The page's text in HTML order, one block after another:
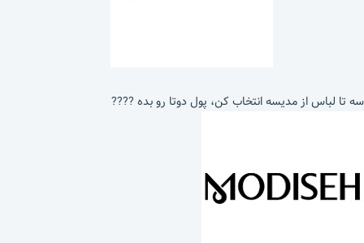
سه تا لباس از مدیسه انتخاب کن، پول دوتا رو بده ????